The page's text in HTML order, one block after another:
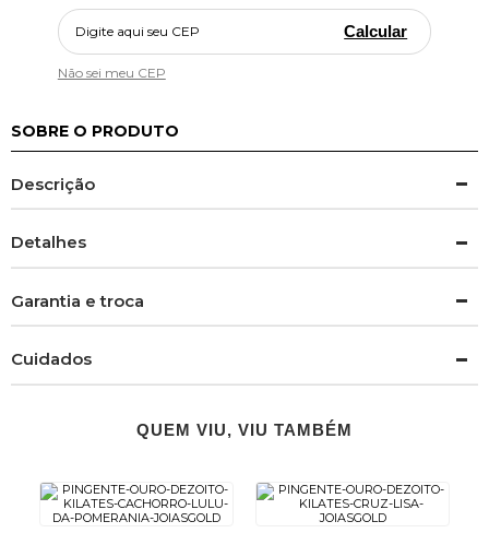
Calcular
Não sei meu CEP
SOBRE O PRODUTO
Descrição
Detalhes
Garantia e troca
Cuidados
QUEM VIU, VIU TAMBÉM
OFERTAS